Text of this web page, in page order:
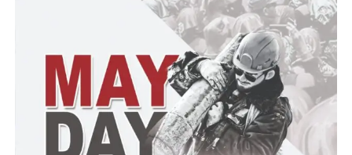
Lebih lanjut lagi Husnimah menjelaskan, saya berharap untuk
STQ tingkat Kelurahan tahun ini semoga menjadi juara 1
ditingkat Kecamatan maupun ditingkat Kota, dan walaupun
tidak dapat juara 1 setidaknya kita masih bisa mempertahankan
juara III ditingkat Kecamatan Ciwandan.
“Saya berpesan kepada Anak-anak dan remaja yang ada di